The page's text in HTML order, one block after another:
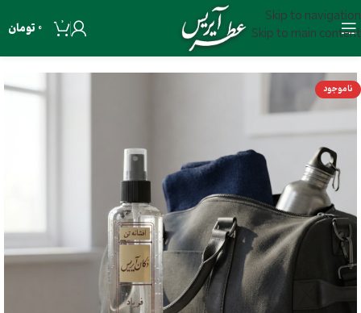
Skip to navigation
Skip to main content
0
0تومان
ناموجود